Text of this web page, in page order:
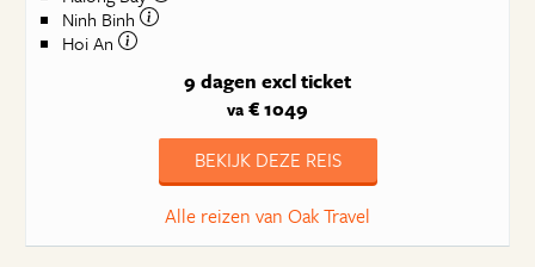
Ninh Binh
Hoi An
9 dagen excl ticket
va € 1049
BEKIJK DEZE REIS
Alle reizen van Oak Travel